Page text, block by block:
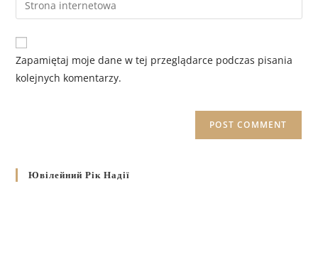
Zapamiętaj moje dane w tej przeglądarce podczas pisania
kolejnych komentarzy.
Ювілейний Рік Надії